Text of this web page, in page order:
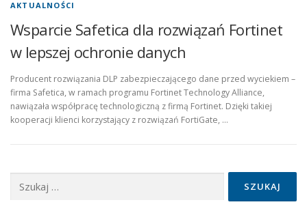
AKTUALNOŚCI
Wsparcie Safetica dla rozwiązań Fortinet
w lepszej ochronie danych
Producent rozwiązania DLP zabezpieczającego dane przed wyciekiem –
firma Safetica, w ramach programu Fortinet Technology Alliance,
nawiązała współpracę technologiczną z firmą Fortinet. Dzięki takiej
kooperacji klienci korzystający z rozwiązań FortiGate, …